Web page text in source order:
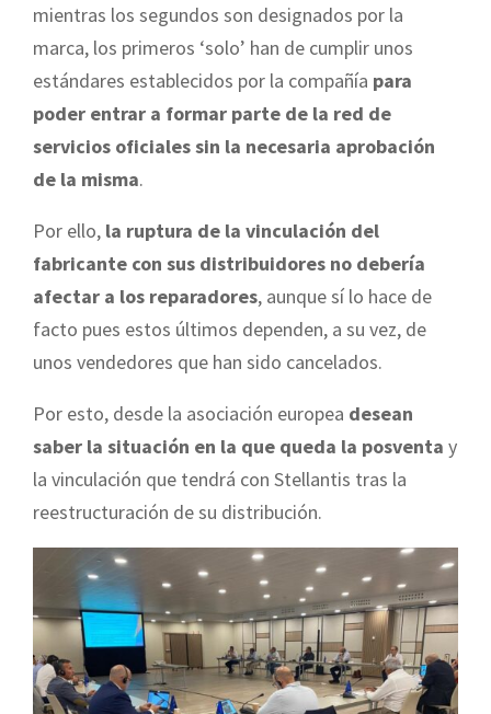
mientras los segundos son designados por la
marca, los primeros ‘solo’ han de cumplir unos
estándares establecidos por la compañía para
poder entrar a formar parte de la red de
servicios oficiales sin la necesaria aprobación
de la misma.
Por ello, la ruptura de la vinculación del
fabricante con sus distribuidores no debería
afectar a los reparadores, aunque sí lo hace de
facto pues estos últimos dependen, a su vez, de
unos vendedores que han sido cancelados.
Por esto, desde la asociación europea desean
saber la situación en la que queda la posventa y
la vinculación que tendrá con Stellantis tras la
reestructuración de su distribución.